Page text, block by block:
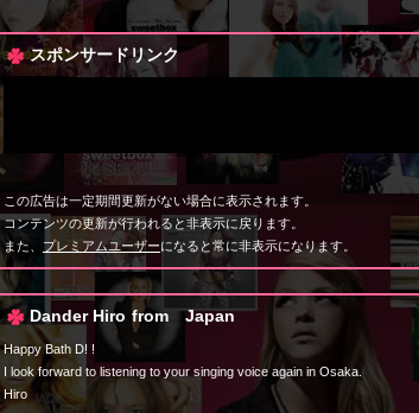
スポンサードリンク
この広告は一定期間更新がない場合に表示されます。
コンテンツの更新が行われると非表示に戻ります。
また、 プレミアムユーザーになると常に非表示になります。
Dander Hiro from Japan
Happy Bath D! !
I look forward to listening to your singing voice again in Osaka.
Hiro